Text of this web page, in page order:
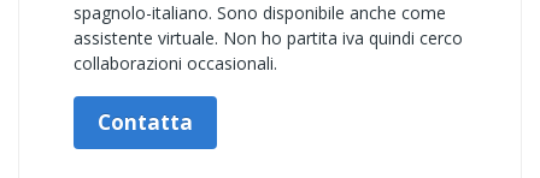
spagnolo-italiano. Sono disponibile anche come
assistente virtuale. Non ho partita iva quindi cerco
collaborazioni occasionali.
Contatta